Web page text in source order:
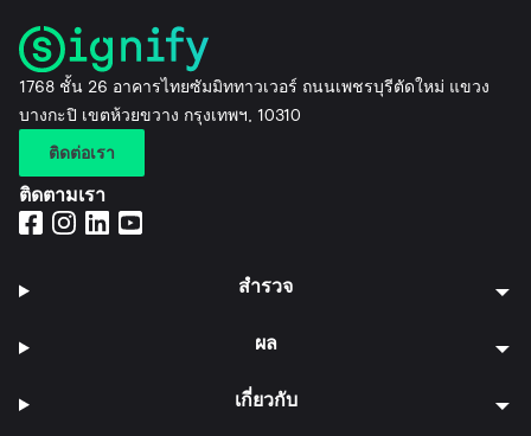
1768 ชั้น 26 อาคารไทยซัมมิททาวเวอร์ ถนนเพชรบุรีตัดใหม่ แขวง
บางกะปิ เขตห้วยขวาง กรุงเทพฯ, 10310
ติดต่อเรา
ติดตามเรา
สำรวจ
ผล
เกี่ยวกับ